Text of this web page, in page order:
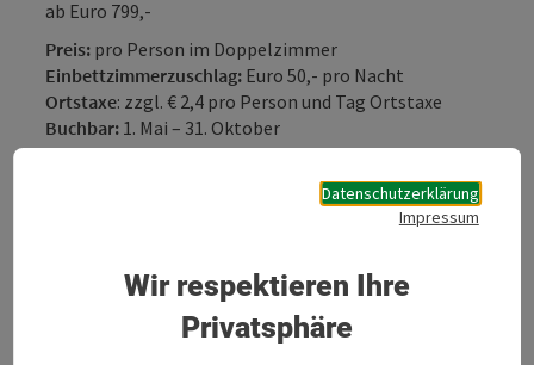
ab Euro 799,-
Preis: pro Person im Doppelzimmer
Einbettzimmerzuschlag: Euro 50,- pro Nacht
Ortstaxe: zzgl. € 2,4 pro Person und Tag Ortstaxe
Buchbar: 1. Mai – 31. Oktober
Angebotsinfos
5 Übernachtungen
Datenschutzerklärung
Impressum
Wir respektieren Ihre
Privatsphäre